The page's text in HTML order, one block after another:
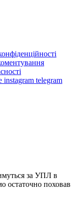
instagram telegram
за УПЛ в
остаточно поховав